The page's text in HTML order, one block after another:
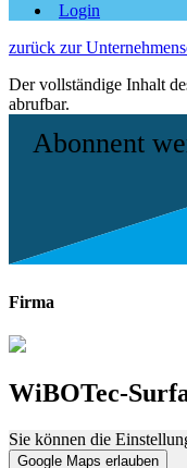
Login
zurück zur
Der vollständige Inhalt
abrufbar.
Abonnent
Firma
WiBOTec-
Sie können die
Google Maps erlauben